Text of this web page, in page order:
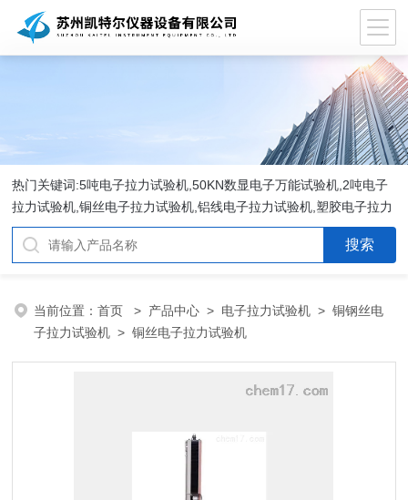
热门关键词:5吨电子拉力试验机,50KN数显电子万能试验机,2吨电子
拉力试验机,铜丝电子拉力试验机,铝线电子拉力试验机,塑胶电子拉力
试验机.
当前位置：首页 > 产品中心 > 电子拉力试验机 >铜钢丝电
子拉力试验机 > 铜丝电子拉力试验机